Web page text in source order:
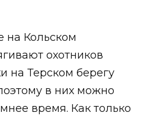
на Кольском
охотников
на Терском берегу
в них можно
время. Как только